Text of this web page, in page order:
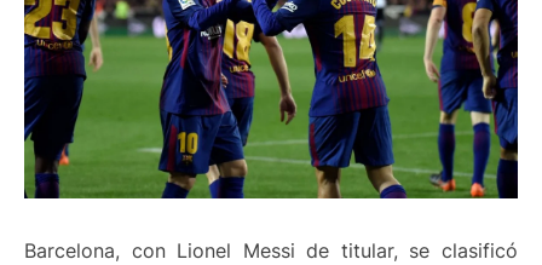
Barcelona, con Lionel Messi de titular, se clasificó